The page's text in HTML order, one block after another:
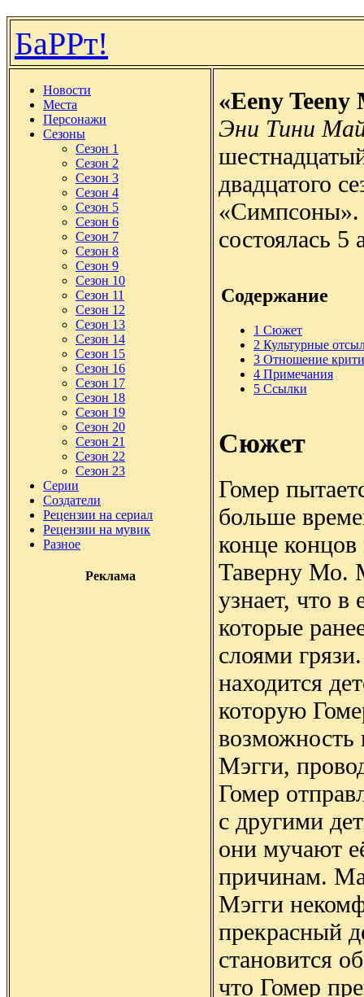
БаРРт!
Новости
Места
Персонажи
Сезоны
Сезон 1
Сезон 2
Сезон 3
Сезон 4
Сезон 5
Сезон 6
Сезон 7
Сезон 8
Сезон 9
Сезон 10
Сезон 11
Сезон 12
Сезон 13
Сезон 14
Сезон 15
Сезон 16
Сезон 17
Сезон 18
Сезон 19
Сезон 20
Сезон 21
Сезон 22
Сезон 23
Серии
Создатели
Рецензии на сериал
Рецензии на мувик
Разное
Реклама
«Eeny Teeny
Эни Тини
двадцатого
«Симпсоны».
состоялась 5
Содержание
1 Сюжет
2 Культурные
3 Отношение
4 Примечания
5 Ссылки
Сюжет
Гомер
больше
конце концов
Таверну Мо.
узнает, что в
которые
слоями
находится
которую
возможность
Мэгги,
Гомер
с другими
они мучают
причинам.
Мэгги
прекрасный
становится
что Гомер